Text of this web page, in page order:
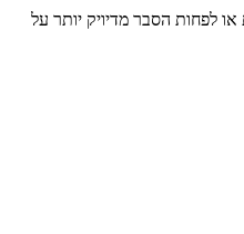
לפחות הסבר מדיויק יותר על